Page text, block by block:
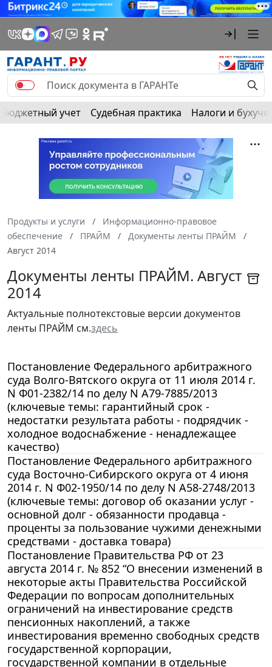
Бюджетный учет Судебная практика Налоги и
Продукты и услуги
Информационно-правовое
обеспечение
ПРАЙМ
Документы ленты ПРАЙМ
Август 2014
Документы ленты ПРАЙМ. Август
2014
Актуальные полнотекстовые версии документов
ленты ПРАЙМ см.здесь
Постановление Федерального арбитражного
суда Волго-Вятского округа от 11 июля 2014 г.
N Ф01-2382/14 по делу N А79-7885/2013
(ключевые темы: гарантийный срок -
недостатки результата работы - подрядчик -
холодное водоснабжение - ненадлежащее
качество)
Постановление Федерального арбитражного
суда Восточно-Сибирского округа от 4 июня
2014 г. N Ф02-1950/14 по делу N А58-2748/2013
(ключевые темы: договор об оказании услуг -
основной долг - обязанности продавца -
проценты за пользование чужими денежными
средствами - доставка товара)
Постановление Правительства РФ от 23
августа 2014 г. № 852 “О внесении изменений в
некоторые акты Правительства Российской
Федерации по вопросам дополнительных
ограничений на инвестирование средств
пенсионных накоплений, а также
инвестирования временно свободных средств
государственной корпорации,
государственной компании в отдельные